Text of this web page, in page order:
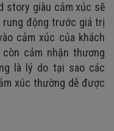
story giàu cảm xúc sẽ
rung động trước giá trị
cảm xúc của khách
cảm nhận thương
là lý do tại sao các
xúc thường dễ được